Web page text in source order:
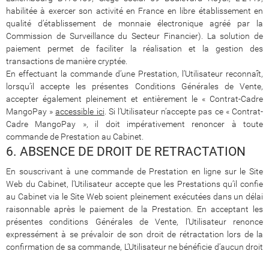
habilitée à exercer son activité en France en libre établissement en
qualité d’établissement de monnaie électronique agréé par la
Commission de Surveillance du Secteur Financier). La solution de
paiement permet de faciliter la réalisation et la gestion des
transactions de manière cryptée.
En effectuant la commande d’une Prestation, l’Utilisateur reconnaît,
lorsqu’il accepte les présentes Conditions Générales de Vente,
accepter également pleinement et entièrement le « Contrat-Cadre
MangoPay »accessible ici. Si l’Utilisateur n’accepte pas ce « Contrat-
Cadre MangoPay », il doit impérativement renoncer à toute
commande de Prestation au Cabinet.
6. ABSENCE DE DROIT DE RETRACTATION
En souscrivant à une commande de Prestation en ligne sur le Site
Web du Cabinet, l’Utilisateur accepte que les Prestations qu’il confie
au Cabinet via le Site Web soient pleinement exécutées dans un délai
raisonnable après le paiement de la Prestation. En acceptant les
présentes conditions Générales de Vente, l’Utilisateur renonce
expressément à se prévaloir de son droit de rétractation lors de la
confirmation de sa commande, L’Utilisateur ne bénéficie d’aucun droit